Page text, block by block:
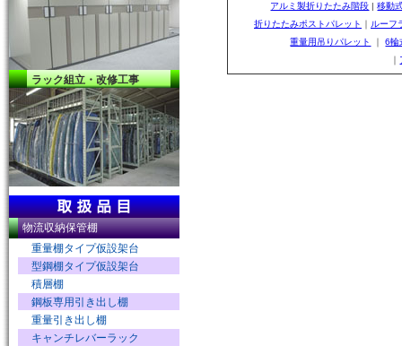
ラック組立・改修工事
物流収納保管棚
重量棚タイプ仮設架台
型鋼棚タイプ仮設架台
積層棚
鋼板専用引き出し棚
重量引き出し棚
キャンチレバーラック
アルミ製折りたたみ階段 |移動
折りたたみポストパレット ｜ ルーフ
重量用吊りパレット
｜6輪
｜